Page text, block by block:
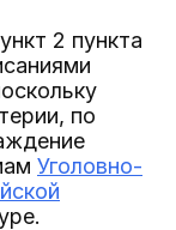
2 пункта
по
Уголовно-